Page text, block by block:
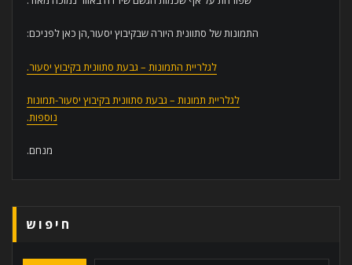
התמונות של סתוונית היורה שבקיבוץ יסעור,הן כאן לפניכם:
לגלריית התמונות – גבעת סתוונית בקיבוץ יסעור.
לגלריית תמונות – גבעת סתוונית בקיבוץ יסעור-תמונות
נוספות.
מנחם.
חיפוש